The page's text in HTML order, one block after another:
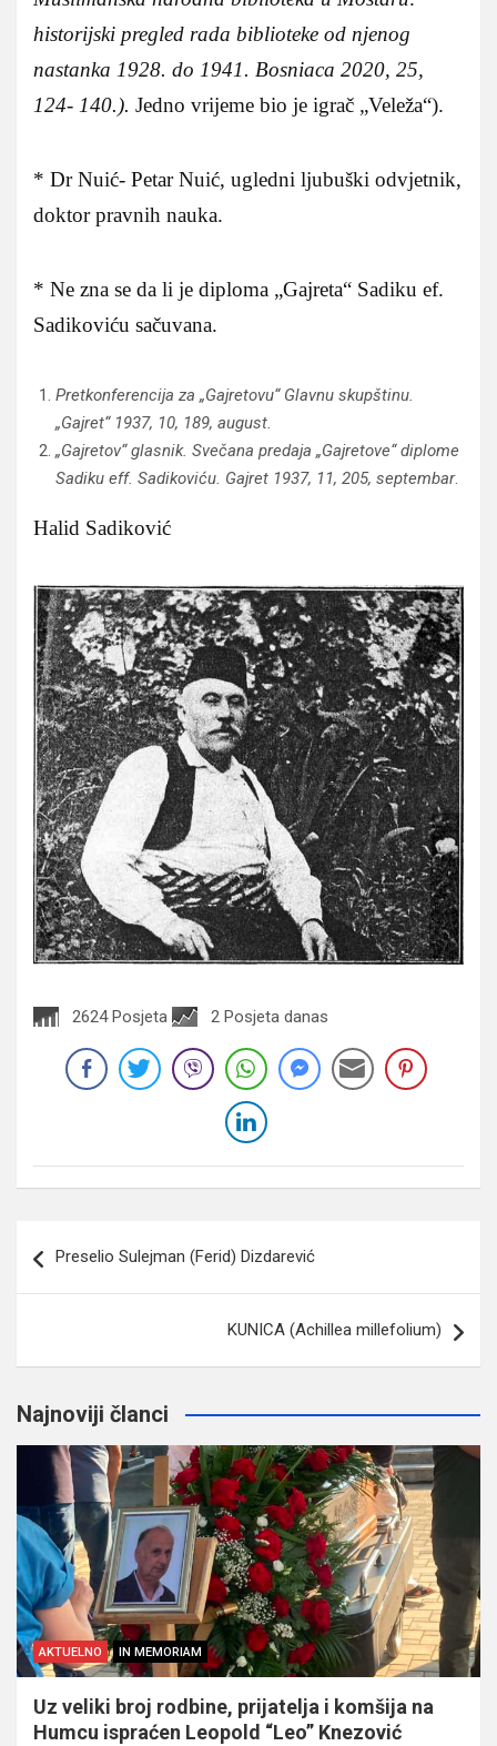
historijski pregled rada biblioteke od njenog
nastanka 1928. do 1941. Bosniaca 2020, 25,
124- 140.). Jedno vrijeme bio je igrač „Veleža“).
* Dr Nuić- Petar Nuić, ugledni ljubuški odvjetnik,
doktor pravnih nauka.
* Ne zna se da li je diploma „Gajreta“ Sadiku ef.
Sadikoviću sačuvana.
Pretkonferencija za „Gajretovu“ Glavnu skupštinu.
„Gajret“ 1937, 10, 189, august.
„Gajretov“ glasnik. Svečana predaja „Gajretove“ diplome
Sadiku eff. Sadikoviću. Gajret 1937, 11, 205, septembar.
Halid Sadiković
2624 Posjeta 2 Posjeta danas
članaka
Preselio Sulejman (Ferid) Dizdarević
KUNICA (Achillea millefolium)
Najnoviji članci
AKTUELNO IN MEMORIAM
Uz veliki broj rodbine, prijatelja i komšija na
Humcu ispraćen Leopold “Leo” Knezović